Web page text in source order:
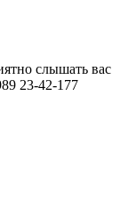
слышать вас
23-42-177